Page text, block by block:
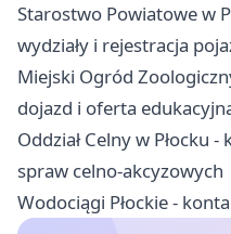
Starostwo Powiatowe w
wydziały i rejestracja
Miejski Ogród
dojazd i oferta
Oddział Celny w Płocku
spraw celno-akcyzowych
Wodociągi Płockie -